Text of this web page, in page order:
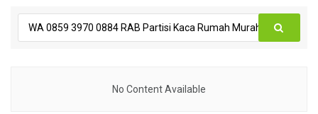
No Content Available